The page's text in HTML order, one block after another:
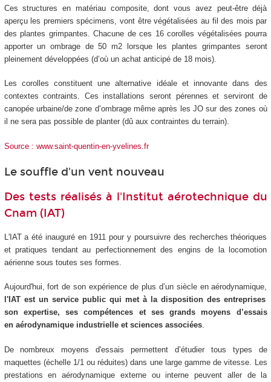
Ces structures en matériau composite, dont vous avez peut-être déjà
aperçu les premiers spécimens, vont être végétalisées au fil des mois par
des plantes grimpantes. Chacune de ces 16 corolles végétalisées pourra
apporter un ombrage de 50 m2 lorsque les plantes grimpantes seront
pleinement développées (d’où un achat anticipé de 18 mois).
Les corolles constituent une alternative idéale et innovante dans des
contextes contraints. Ces installations seront pérennes et serviront de
canopée urbaine/de zone d’ombrage même après les JO sur des zones où
il ne sera pas possible de planter (dû aux contraintes du terrain).
Source : www.saint-quentin-en-yvelines.fr
Le souffle d'un vent nouveau
Des tests réalisés à l'Institut aérotechnique du
Cnam (IAT)
L'IAT a été inauguré en 1911 pour y poursuivre des recherches théoriques
et pratiques tendant au perfectionnement des engins de la locomotion
aérienne sous toutes ses formes.
Aujourd'hui, fort de son expérience de plus d’un siècle en aérodynamique,
l'IAT est un service public qui met à la disposition des entreprises
son expertise, ses compétences et ses grands moyens d’essais
en aérodynamique industrielle et sciences associées.
De nombreux moyens d'essais permettent d’étudier tous types de
maquettes (échelle 1/1 ou réduites) dans une large gamme de vitesse. Les
prestations en aérodynamique externe ou interne peuvent aller de la